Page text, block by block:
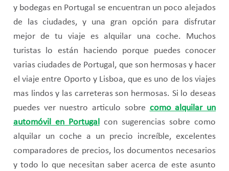
y bodegas en Portugal se encuentran un poco alejados
de las ciudades, y una gran opción para disfrutar
mejor de tu viaje es alquilar una coche. Muchos
turistas lo están haciendo porque puedes conocer
varias ciudades de Portugal, que son hermosas y hacer
el viaje entre Oporto y Lisboa, que es uno de los viajes
mas lindos y las carreteras son hermosas. Si lo deseas
puedes ver nuestro articulo sobre como alquilar un
automóvil en Portugalcon sugerencias sobre como
alquilar un coche a un precio increíble, excelentes
comparadores de precios, los documentos necesarios
y todo lo que necesitan saber acerca de este asunto